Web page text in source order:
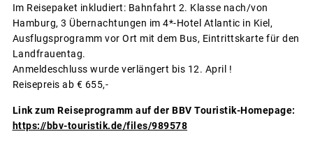
Im Reisepaket inkludiert: Bahnfahrt 2. Klasse nach/von
Hamburg, 3 Übernachtungen im 4*-Hotel Atlantic in Kiel,
Ausflugsprogramm vor Ort mit dem Bus, Eintrittskarte für den
Landfrauentag.
Anmeldeschluss wurde verlängert bis 12. April !
Reisepreis ab € 655,-
Link zum Reiseprogramm auf der BBV Touristik-Homepage:
https://bbv-touristik.de/files/989578